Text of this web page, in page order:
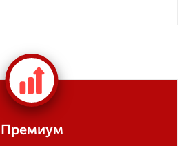
Премиум